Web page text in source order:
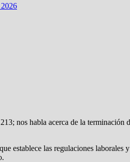
nos habla acerca de la
establece las regulaciones